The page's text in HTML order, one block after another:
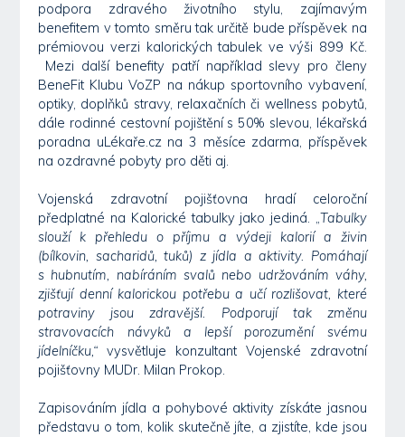
podpora zdravého životního stylu, zajímavým
benefitem v tomto směru tak určitě bude příspěvek na
prémiovou verzi kalorických tabulek ve výši 899 Kč.
Mezi další benefity patří například slevy pro členy
BeneFit Klubu VoZP na nákup sportovního vybavení,
optiky, doplňků stravy, relaxačních či wellness pobytů,
dále rodinné cestovní pojištění s 50% slevou, lékařská
poradna uLékaře.cz na 3 měsíce zdarma, příspěvek
na ozdravné pobyty pro děti aj.
Vojenská zdravotní pojišťovna hradí celoroční
předplatné na Kalorické tabulky jako jediná. „Tabulky
slouží k přehledu o příjmu a výdeji kalorií a živin
(bílkovin, sacharidů, tuků) z jídla a aktivity. Pomáhají
s hubnutím, nabíráním svalů nebo udržováním váhy,
zjišťují denní kalorickou potřebu a učí rozlišovat, které
potraviny jsou zdravější. Podporují tak změnu
stravovacích návyků a lepší porozumění svému
jídelníčku,“ vysvětluje konzultant Vojenské zdravotní
pojišťovny MUDr. Milan Prokop.
Zapisováním jídla a pohybové aktivity získáte jasnou
představu o tom, kolik skutečně jíte, a zjistíte, kde jsou